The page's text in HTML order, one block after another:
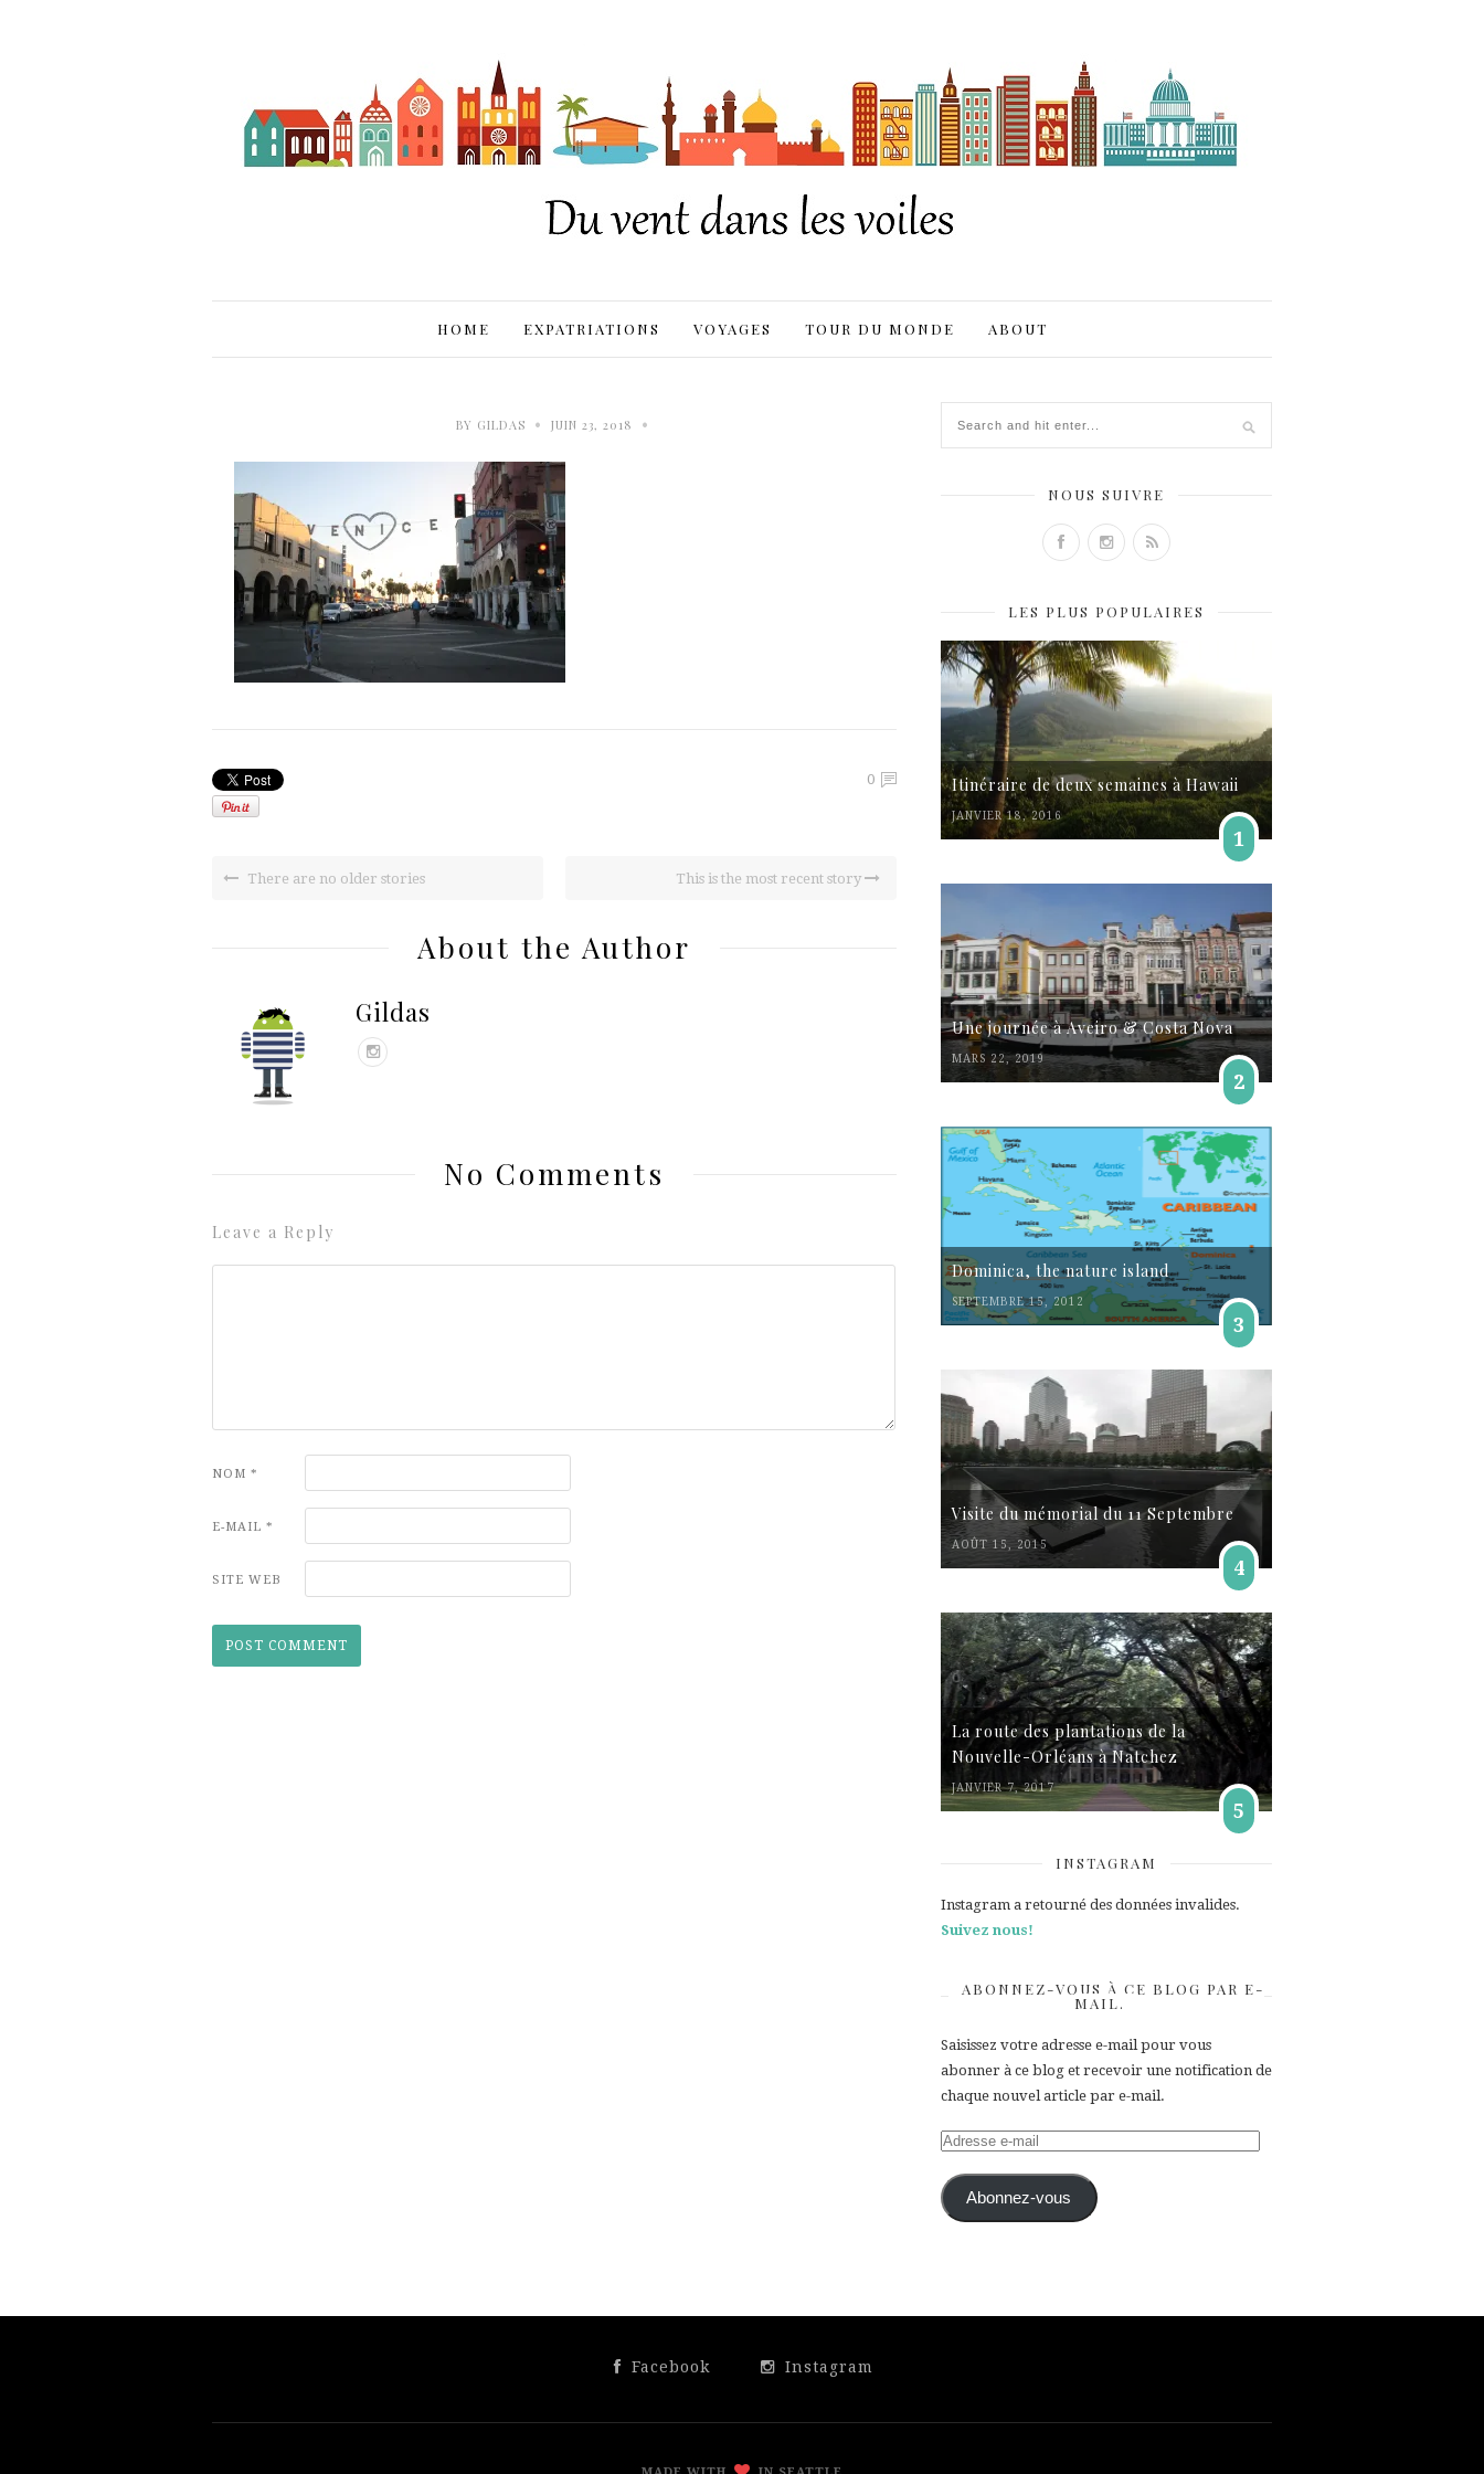
HOME EXPATRIATIONS VOYAGES TOUR DU MONDE ABOUT
BY GILDAS • JUIN 23, 2018 •
0
There are no older stories This is the most recent story
About the Author
Gildas
No Comments
Leave a Reply
NOM *
E-MAIL *
SITE WEB
NOUS SUIVRE
LES PLUS POPULAIRES
Itinéraire de deux semaines à Hawaii
JANVIER 18, 2016
1
Une journée à Aveiro & Costa Nova
MARS 22, 2019
2
Dominica, the nature island
SEPTEMBRE 15, 2012
3
Visite du mémorial du 11 Septembre
AOÛT 15, 2015
4
La route des plantations de la
Nouvelle-Orléans à Natchez
JANVIER 7, 2017
5
INSTAGRAM
Instagram a retourné des données invalides.
Suivez nous!
ABONNEZ-VOUS À CE BLOG PAR E-
MAIL.
Saisissez votre adresse e-mail pour vous
abonner à ce blog et recevoir une notification de
chaque nouvel article par e-mail.
Adresse
mail Abonnez-vous
Facebook Instagram